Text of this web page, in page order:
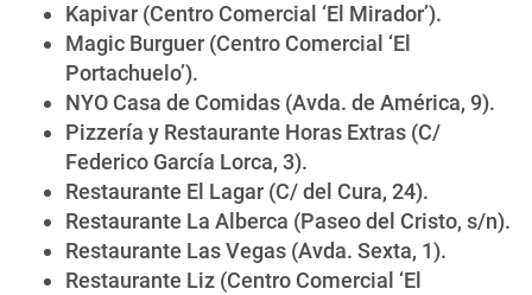
Kapivar (Centro Comercial ‘El Mirador’).
Magic Burguer (Centro Comercial ‘El
Portachuelo’).
NYO Casa de Comidas (Avda. de América, 9).
Pizzería y Restaurante Horas Extras (C/
Federico García Lorca, 3).
Restaurante El Lagar (C/ del Cura, 24).
Restaurante La Alberca (Paseo del Cristo, s/n).
Restaurante Las Vegas (Avda. Sexta, 1).
Restaurante Liz (Centro Comercial ‘El